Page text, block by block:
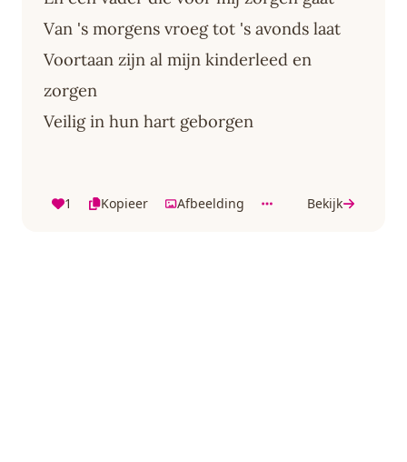
Van 's morgens vroeg tot 's avonds laat
Voortaan zijn al mijn kinderleed en
zorgen
Veilig in hun hart geborgen
1 Kopieer Afbeelding Bekijk